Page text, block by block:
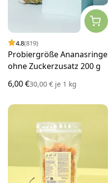
4.8(819)
Probiergröße Ananasringe
ohne Zuckerzusatz 200 g
6,00 €30,00 € je 1 kg